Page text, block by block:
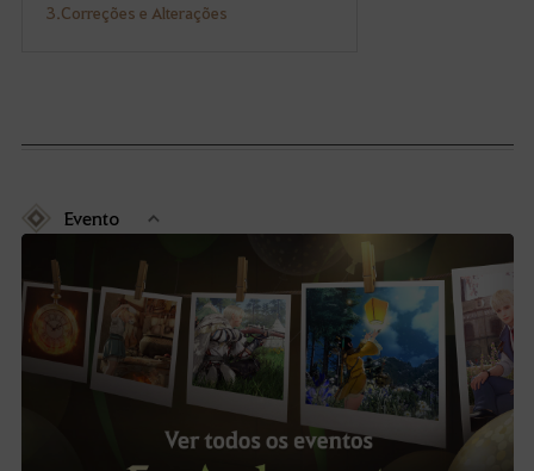
3.Correções e Alterações
Evento